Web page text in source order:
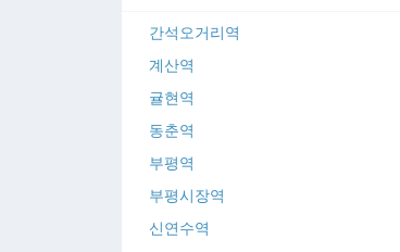
간석오거리역
계산역
귤현역
동춘역
부평역
부평시장역
신연수역